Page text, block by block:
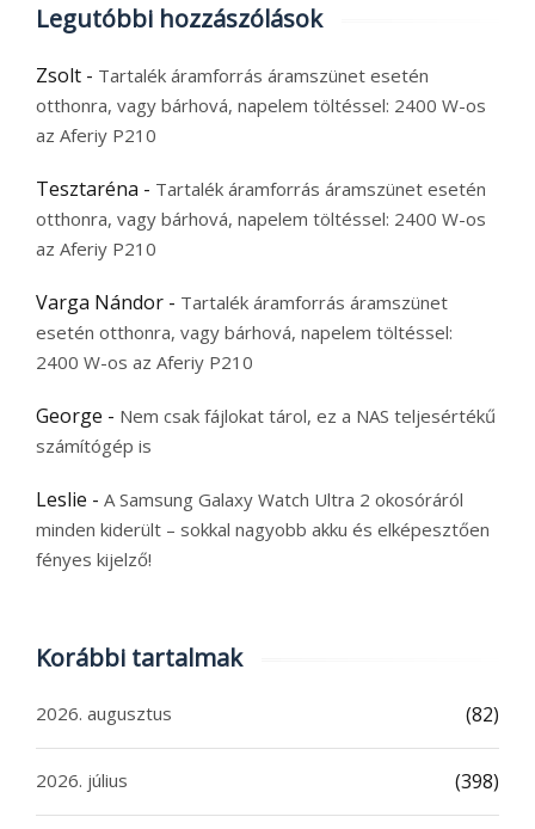
Legutóbbi hozzászólások
Zsolt - Tartalék áramforrás áramszünet esetén
otthonra, vagy bárhová, napelem töltéssel: 2400 W-os
az Aferiy P210
Tesztaréna - Tartalék áramforrás áramszünet esetén
otthonra, vagy bárhová, napelem töltéssel: 2400 W-os
az Aferiy P210
Varga Nándor - Tartalék áramforrás áramszünet
esetén otthonra, vagy bárhová, napelem töltéssel:
2400 W-os az Aferiy P210
George - Nem csak fájlokat tárol, ez a NAS teljesértékű
számítógép is
Leslie - A Samsung Galaxy Watch Ultra 2 okosóráról
minden kiderült – sokkal nagyobb akku és elképesztően
fényes kijelző!
Korábbi tartalmak
2026. augusztus (82)
2026. július (398)